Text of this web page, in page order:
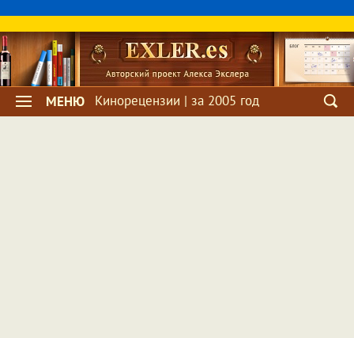
МЕНЮ Кинорецензии | за 2005 год